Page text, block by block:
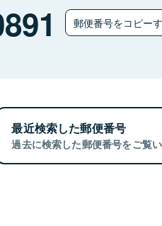
郵便番号をコピー
最近検索した郵便番号
過去に検索した郵便番号をご覧い